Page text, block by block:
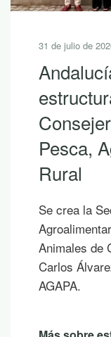
31 de julio de 2026
Andalucía
estructura
Pesca,
Rural
Se crea la
Animales de
Carlos Álvarez
AGAPA.